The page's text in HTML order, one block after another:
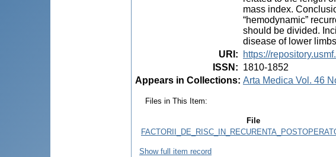
mass index.
“hemodynamic”
should be divided.
disease of lower
URI :
https://
ISSN : 1810-1852
Appears in Collections: Arta Medica Vol. 46
Files in This Item:
File
Show full item record